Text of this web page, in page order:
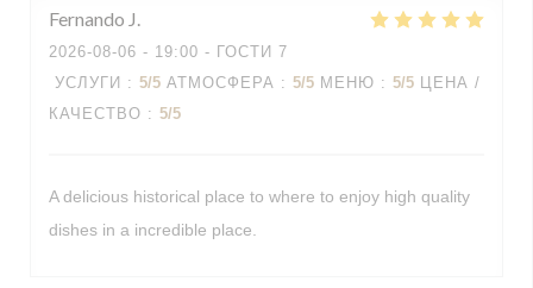
Fernando J
2026-08-06 - 19:00 - ГОСТИ 7
УСЛУГИ : 5/5 АТМОСФЕРА : 5/5 МЕНЮ : 5/5 ЦЕНА /
КАЧЕСТВО : 5/5
A delicious historical place to where to enjoy high quality
dishes in a incredible place.